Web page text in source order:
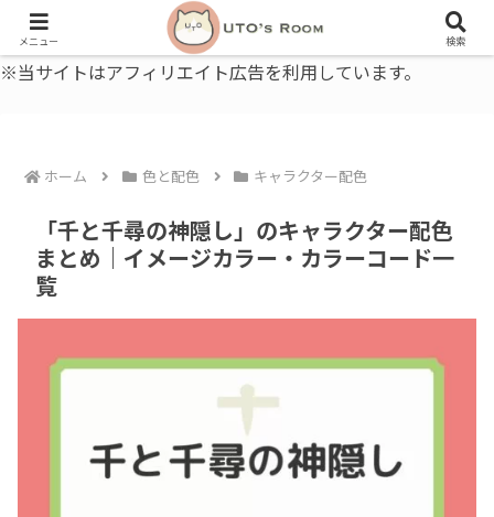
うとの部屋｜毎日に、ちょっと役立つ色と暮らし、健康のこと。
※当サイトはアフィリエイト広告を利用しています。
ホーム 色と配色 キャラクター配色
「千と千尋の神隠し」のキャラクター配色
まとめ｜イメージカラー・カラーコード一
覧
メニュー 検索